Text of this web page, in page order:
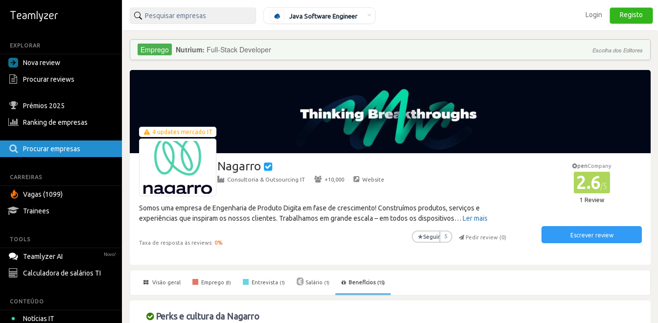
EXPLORAR
Nova review
Procurar reviews
Prémios 2025
Ranking de empresas
Procurar empresas
CARREIRAS
Vagas (1099)
Trainees
TOOLS
Teamlyzer AI Novo!
Calculadora de salários TI
CONTEÚDO
Notícias IT
Java Software Engineer Login Registo
Nutrium: Full-Stack Developer Escolha dos Editores
4 updates mercado IT
Nagarro
Consultoria & Outsourcing IT · +10,000 · Website
Somos uma empresa de Engenharia de Produto Digita em fase de crescimento! Construímos produtos, serviços e
experiências que inspiram os nossos clientes. Trabalhamos em grande escala – em todos os dispositivos… Ler mais
Taxa de resposta às reviews: 0%
★Seguir 5 Pedir review (0)
penCompany
2.6/5
1 Review
Escrever review
Visão geral Emprego (0) Entrevista (1) Salário (1) Benefícios (15)
Perks e cultura da Nagarro